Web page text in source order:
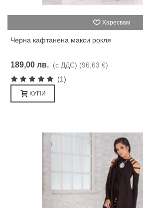
Харесвам
Черна кафтанена макси рокля
189,00 лв. (с ДДС) (96,63 €)
(1)
КУПИ